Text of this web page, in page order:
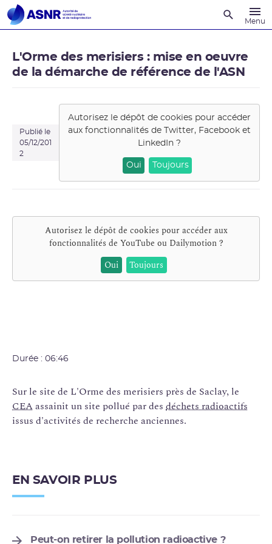
Menu
L'Orme des merisiers : mise en oeuvre
de la démarche de référence de l'ASN
Publié le
05/12/201
2
Autorisez le dépôt de cookies pour accéder
aux fonctionnalités deTwitter, Facebook et
LinkedIn ?
Oui Toujours
Autorisez le dépôt de cookies pour accéder aux
fonctionnalités de YouTube ou Dailymotion?
Oui
Toujours
Durée : 06:46
Sur le site de L'Orme des merisiers près de Saclay, le
CEAassainit un site pollué par des déchets radioactifs
issus d'activités de recherche anciennes.
EN SAVOIR PLUS
Peut-on retirer la pollution radioactive ?